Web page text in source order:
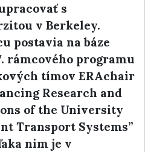
s
v Berkeley.
postavia na báze
rámcového programu
tímov ERAchair
Research and
of the University
Transport Systems”
nim je v